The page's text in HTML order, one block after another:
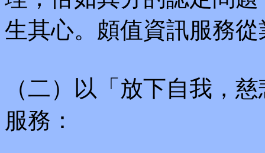
生其心。頗值資訊服務
（二）以「放下自我，
服務：